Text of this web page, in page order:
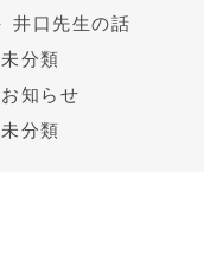
井口先生の話
未分類
お知らせ
未分類